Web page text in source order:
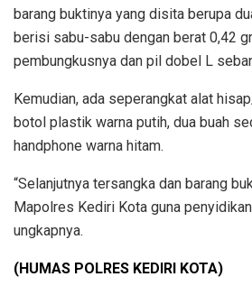
barang buktinya yang disita berupa
berisi sabu-sabu dengan berat 0,42
pembungkusnya dan pil dobel L
Kemudian, ada seperangkat alat
botol plastik warna putih, dua buah
handphone warna hitam.
“Selanjutnya tersangka dan barang
Mapolres Kediri Kota guna
ungkapnya.
(HUMAS POLRES KEDIRI KOTA)